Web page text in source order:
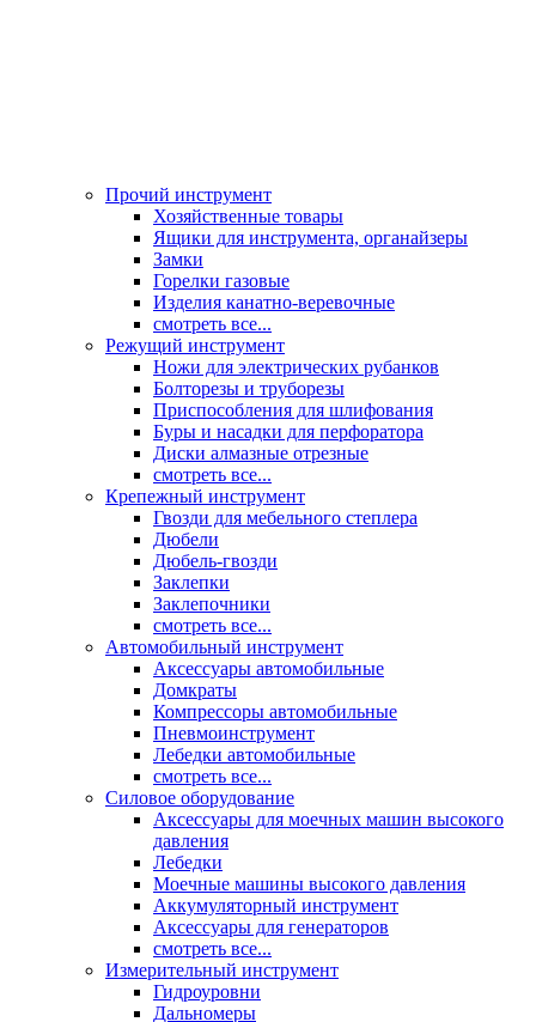
Прочий инструмент
Хозяйственные товары
Ящики для инструмента, органайзеры
Замки
Горелки газовые
Изделия канатно-веревочные
смотреть все...
Режущий инструмент
Ножи для электрических рубанков
Болторезы и труборезы
Приспособления для шлифования
Буры и насадки для перфоратора
Диски алмазные отрезные
смотреть все...
Крепежный инструмент
Гвозди для мебельного степлера
Дюбели
Дюбель-гвозди
Заклепки
Заклепочники
смотреть все...
Автомобильный инструмент
Аксессуары автомобильные
Домкраты
Компрессоры автомобильные
Пневмоинструмент
Лебедки автомобильные
смотреть все...
Силовое оборудование
Аксессуары для моечных машин высокого
давления
Лебедки
Моечные машины высокого давления
Аккумуляторный инструмент
Аксессуары для генераторов
смотреть все...
Измерительный инструмент
Гидроуровни
Дальномеры